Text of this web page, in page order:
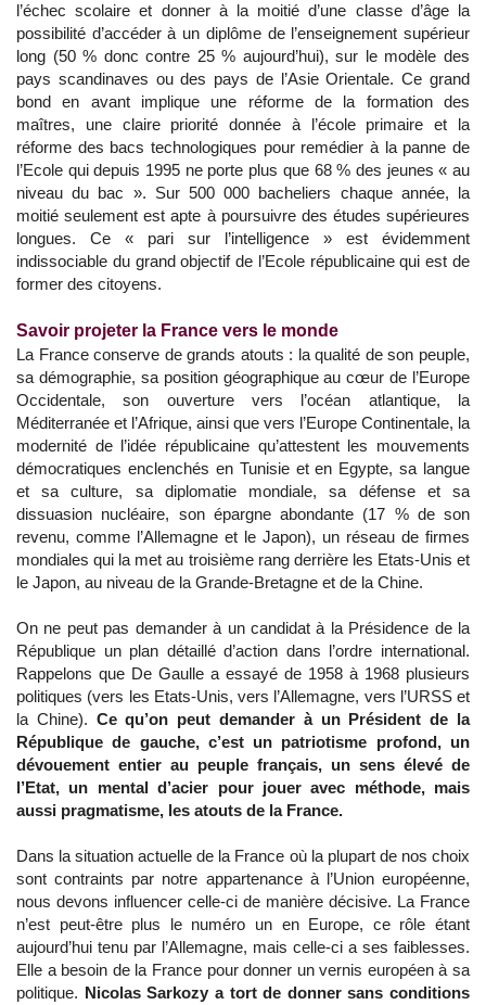
l’échec scolaire et donner à la moitié d’une classe d’âge la
possibilité d’accéder à un diplôme de l’enseignement supérieur
long (50 % donc contre 25 % aujourd’hui), sur le modèle des
pays scandinaves ou des pays de l’Asie Orientale. Ce grand
bond en avant implique une réforme de la formation des
maîtres, une claire priorité donnée à l’école primaire et la
réforme des bacs technologiques pour remédier à la panne de
l’Ecole qui depuis 1995 ne porte plus que 68 % des jeunes « au
niveau du bac ». Sur 500 000 bacheliers chaque année, la
moitié seulement est apte à poursuivre des études supérieures
longues. Ce « pari sur l’intelligence » est évidemment
indissociable du grand objectif de l’Ecole républicaine qui est de
former des citoyens.
Savoir projeter la France vers le monde
La France conserve de grands atouts : la qualité de son peuple,
sa démographie, sa position géographique au cœur de l’Europe
Occidentale, son ouverture vers l’océan atlantique, la
Méditerranée et l’Afrique, ainsi que vers l’Europe Continentale, la
modernité de l’idée républicaine qu’attestent les mouvements
démocratiques enclenchés en Tunisie et en Egypte, sa langue
et sa culture, sa diplomatie mondiale, sa défense et sa
dissuasion nucléaire, son épargne abondante (17 % de son
revenu, comme l’Allemagne et le Japon), un réseau de firmes
mondiales qui la met au troisième rang derrière les Etats-Unis et
le Japon, au niveau de la Grande-Bretagne et de la Chine.
On ne peut pas demander à un candidat à la Présidence de la
République un plan détaillé d’action dans l’ordre international.
Rappelons que De Gaulle a essayé de 1958 à 1968 plusieurs
politiques (vers les Etats-Unis, vers l’Allemagne, vers l’URSS et
la Chine). Ce qu’on peut demander à un Président de la
République de gauche, c’est un patriotisme profond, un
dévouement entier au peuple français, un sens élevé de
l’Etat, un mental d’acier pour jouer avec méthode, mais
aussi pragmatisme, les atouts de la France.
Dans la situation actuelle de la France où la plupart de nos choix
sont contraints par notre appartenance à l’Union européenne,
nous devons influencer celle-ci de manière décisive. La France
n’est peut-être plus le numéro un en Europe, ce rôle étant
aujourd’hui tenu par l’Allemagne, mais celle-ci a ses faiblesses.
Elle a besoin de la France pour donner un vernis européen à sa
politique. Nicolas Sarkozy a tort de donner sans conditions